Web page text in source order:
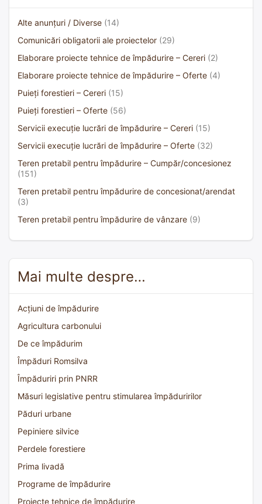
Alte anunțuri / Diverse (14)
Comunicări obligatorii ale proiectelor (29)
Elaborare proiecte tehnice de împădurire – Cereri (2)
Elaborare proiecte tehnice de împădurire – Oferte (4)
Puieți forestieri – Cereri (15)
Puieți forestieri – Oferte (56)
Servicii execuție lucrări de împădurire – Cereri (15)
Servicii execuție lucrări de împădurire – Oferte (32)
Teren pretabil pentru împădurire – Cumpăr/concesionez
(151)
Teren pretabil pentru împădurire de concesionat/arendat
(3)
Teren pretabil pentru împădurire de vânzare (9)
Mai multe despre…
Acțiuni de împădurire
Agricultura carbonului
De ce împădurim
Împăduri Romsilva
Împăduriri prin PNRR
Măsuri legislative pentru stimularea împăduririlor
Păduri urbane
Pepiniere silvice
Perdele forestiere
Prima livadă
Programe de împădurire
Proiecte tehnice de împădurire